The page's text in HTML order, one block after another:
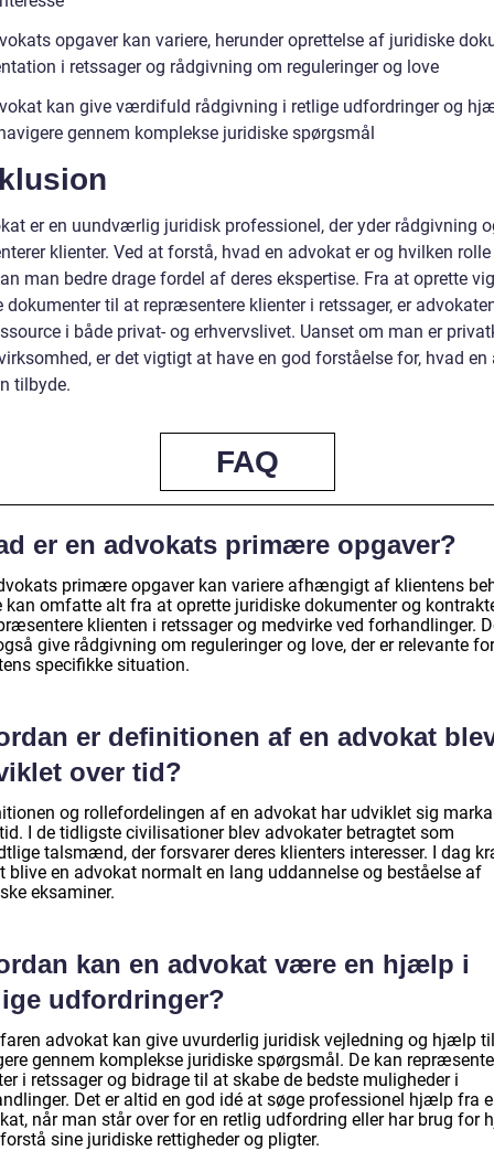
opgaver kan variere, herunder oprettelse af juridiske
i retssager og rådgivning om reguleringer og love
kan give værdifuld rådgivning i retlige udfordringer og
gennem komplekse juridiske spørgsmål
er en uundværlig juridisk professionel, der yder rådgivning
klienter. Ved at forstå, hvad en advokat er og hvilken rolle
man bedre drage fordel af deres ekspertise. Fra at oprette
dokumenter til at repræsentere klienter i retssager, er
i både privat- og erhvervslivet. Uanset om man er
er det vigtigt at have en god forståelse for, hvad en
tilbyde.
FAQ
er en advokats primære opgaver?
primære opgaver kan variere afhængigt af klientens
kan omfatte alt fra at oprette juridiske dokumenter og
klienten i retssager og medvirke ved forhandlinger.
give rådgivning om reguleringer og love, der er relevante for
specifikke situation.
er definitionen af en advokat
over tid?
og rollefordelingen af en advokat har udviklet sig
I de tidligste civilisationer blev advokater betragtet som
talsmænd, der forsvarer deres klienters interesser. I dag
blive en advokat normalt en lang uddannelse og beståelse af
eksaminer.
kan en advokat være en hjælp i
udfordringer?
advokat kan give uvurderlig juridisk vejledning og hjælp
gennem komplekse juridiske spørgsmål. De kan
i retssager og bidrage til at skabe de bedste muligheder i
Det er altid en god idé at søge professionel hjælp fra
når man står over for en retlig udfordring eller har brug for
sine juridiske rettigheder og pligter.